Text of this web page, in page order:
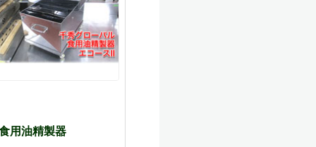
用油精製器